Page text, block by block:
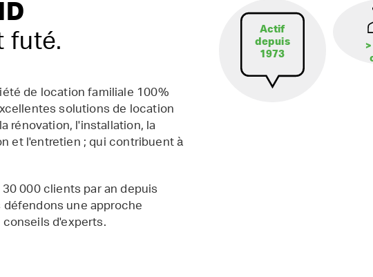
futé.
de location familiale 100%
solutions de location
rénovation, l'installation, la
et l'entretien ; qui contribuent à
000 clients par an depuis
défendons une approche
d'experts.
Actif
depuis
1973